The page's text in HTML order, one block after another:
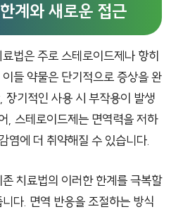
계와 새로운 접근
법은 주로 스테로이드제나 항히
들 약물은 단기적으로 증상을 완
장기적인 사용 시 부작용이 발생
, 스테로이드제는 면역력을 저하
염에 더 취약해질 수 있습니다.
치료법의 이러한 한계를 극복할
다. 면역 반응을 조절하는 방식